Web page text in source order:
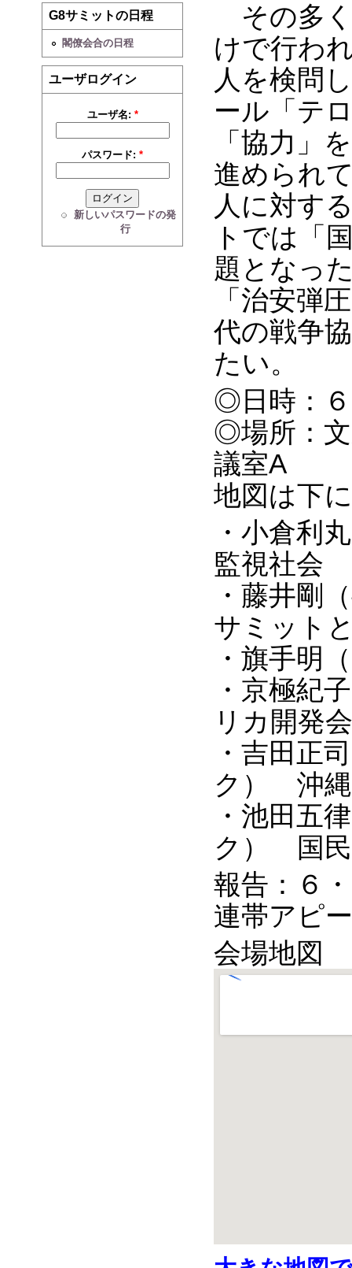
G8サミットの日程
閣僚会合の日程
ユーザログイン
ユーザ名: *
パスワード:*
新しいパスワードの発
行
その多く
けで行わ
人を検問
ール「テ
「協力」
進められ
人に対す
トでは「
題となっ
「治安弾
代の戦争
たい。
◎日時：６
◎場所：
議室A
地図は下
・小倉利
監視社会
・藤井剛
サミット
・旗手明
・京極紀
リカ開発
・吉田正
ク） 沖縄
・池田五
ク） 国民
報告：６
連帯アピ
会場地図